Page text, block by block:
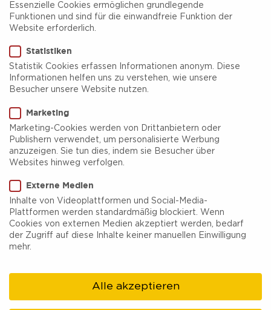
Mach mal
Ruhrlaub!
Ruhrgebiet, Ruhrpott, Revier – all diese
Bezeichnungen stehen für ein und dieselbe
unverwechselbare Region „tief im Westen“. Hier
zwischen stillgelegten Hochöfen, Tauchen in einem
ehemaligen Gasometer oder Eislaufen umgeben von
Essenzielle Cookies ermöglichen grundlegende
Funktionen und sind für die einwandfreie Funktion der
Website erforderlich.
Statistiken
Statistik Cookies erfassen Informationen anonym. Diese
Informationen helfen uns zu verstehen, wie unsere
Besucher unsere Website nutzen.
Marketing
Marketing-Cookies werden von Drittanbietern oder
Publishern verwendet, um personalisierte Werbung
anzuzeigen. Sie tun dies, indem sie Besucher über
Websites hinweg verfolgen.
Externe Medien
Inhalte von Videoplattformen und Social-Media-
Plattformen werden standardmäßig blockiert. Wenn
Cookies von externen Medien akzeptiert werden, bedarf
der Zugriff auf diese Inhalte keiner manuellen Einwilligung
mehr.
Alle akzeptieren